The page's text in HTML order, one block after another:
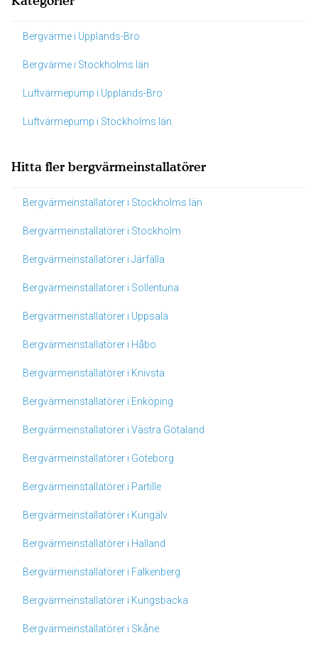
Bergvärme i Upplands-Bro
Bergvärme i Stockholms län
Luftvärmepump i Upplands-Bro
Luftvärmepump i Stockholms län
Hitta fler bergvärmeinstallatörer
Bergvärmeinstallatörer i Stockholms län
Bergvärmeinstallatörer i Stockholm
Bergvärmeinstallatörer i Järfälla
Bergvärmeinstallatörer i Sollentuna
Bergvärmeinstallatörer i Uppsala
Bergvärmeinstallatörer i Håbo
Bergvärmeinstallatörer i Knivsta
Bergvärmeinstallatörer i Enköping
Bergvärmeinstallatörer i Västra Götaland
Bergvärmeinstallatörer i Göteborg
Bergvärmeinstallatörer i Partille
Bergvärmeinstallatörer i Kungälv
Bergvärmeinstallatörer i Halland
Bergvärmeinstallatörer i Falkenberg
Bergvärmeinstallatörer i Kungsbacka
Bergvärmeinstallatörer i Skåne